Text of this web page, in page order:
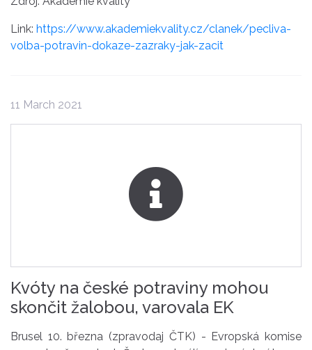
Link: https://www.akademiekvality.cz/clanek/pecliva-
volba-potravin-dokaze-zazraky-jak-zacit
11 March 2021
Kvóty na české potraviny mohou
skončit žalobou, varovala EK
Brusel 10. března (zpravodaj ČTK) - Evropská komise